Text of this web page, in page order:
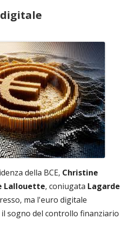
della BCE, Christine
Lallouette, coniugata Lagarde
ma l'euro digitale
il sogno del controllo finanziario